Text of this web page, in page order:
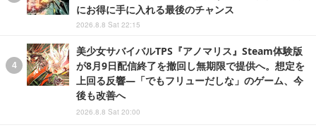
にお得に手に入れる最後のチャンス
2026.8.8 Sat 22:15
美少女サバイバルTPS『アノマリス』Steam体験版
が8月9日配信終了を撤回し無期限で提供へ。想定を
上回る反響―「でもフリューだしな」のゲーム、今
後も改善へ
2026.8.8 Sat 20:00